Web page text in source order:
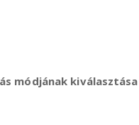
módjának kiválasztása